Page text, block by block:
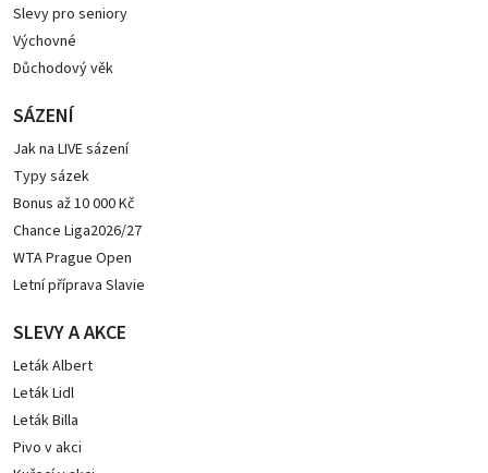
Slevy pro seniory
Výchovné
Důchodový věk
SÁZENÍ
Jak na LIVE sázení
Typy sázek
Bonus až 10 000 Kč
Chance Liga2026/27
WTA Prague Open
Letní příprava Slavie
SLEVY A AKCE
Leták Albert
Leták Lidl
Leták Billa
Pivo v akci